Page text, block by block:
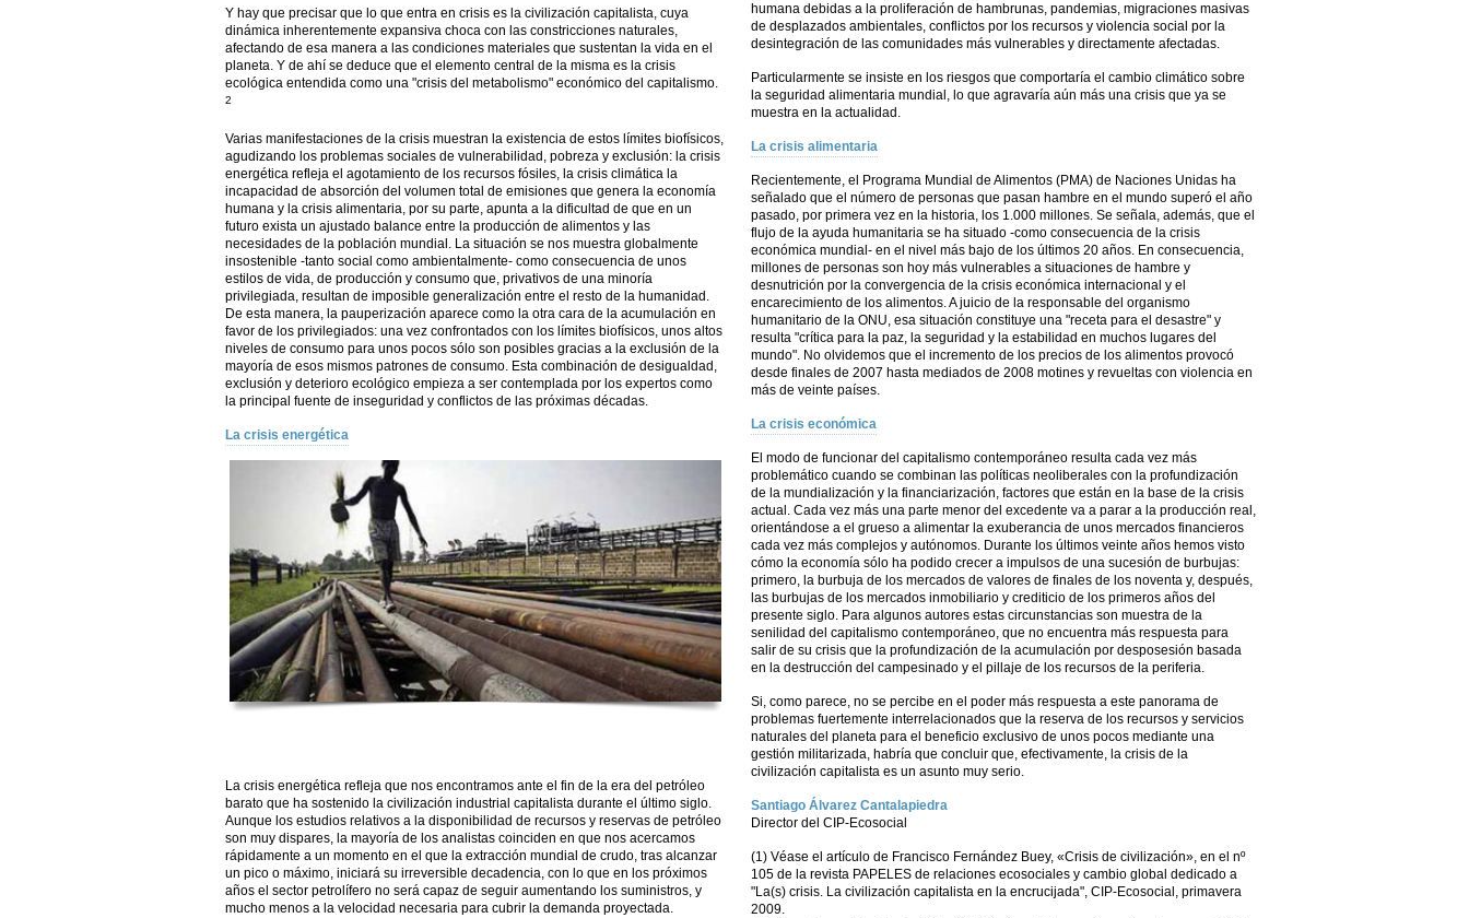
Y hay que precisar que lo que entra en crisis es la civilización capitalista, cuya
dinámica inherentemente expansiva choca con las constricciones naturales,
afectando de esa manera a las condiciones materiales que sustentan la vida en el
planeta. Y de ahí se deduce que el elemento central de la misma es la crisis
ecológica entendida como una "crisis del metabolismo" económico del capitalismo.
2
Varias manifestaciones de la crisis muestran la existencia de estos límites biofísicos,
agudizando los problemas sociales de vulnerabilidad, pobreza y exclusión: la crisis
energética refleja el agotamiento de los recursos fósiles, la crisis climática la
incapacidad de absorción del volumen total de emisiones que genera la economía
humana y la crisis alimentaria, por su parte, apunta a la dificultad de que en un
futuro exista un ajustado balance entre la producción de alimentos y las
necesidades de la población mundial. La situación se nos muestra globalmente
insostenible -tanto social como ambientalmente- como consecuencia de unos
estilos de vida, de producción y consumo que, privativos de una minoría
privilegiada, resultan de imposible generalización entre el resto de la humanidad.
De esta manera, la pauperización aparece como la otra cara de la acumulación en
favor de los privilegiados: una vez confrontados con los límites biofísicos, unos altos
niveles de consumo para unos pocos sólo son posibles gracias a la exclusión de la
mayoría de esos mismos patrones de consumo. Esta combinación de desigualdad,
exclusión y deterioro ecológico empieza a ser contemplada por los expertos como
la principal fuente de inseguridad y conflictos de las próximas décadas.
La crisis energética
La crisis energética refleja que nos encontramos ante el fin de la era del petróleo
barato que ha sostenido la civilización industrial capitalista durante el último siglo.
Aunque los estudios relativos a la disponibilidad de recursos y reservas de petróleo
son muy dispares, la mayoría de los analistas coinciden en que nos acercamos
rápidamente a un momento en el que la extracción mundial de crudo, tras alcanzar
un pico o máximo, iniciará su irreversible decadencia, con lo que en los próximos
años el sector petrolífero no será capaz de seguir aumentando los suministros, y
mucho menos a la velocidad necesaria para cubrir la demanda proyectada.
humana debidas a la proliferación de hambrunas, pandemias, migraciones masivas
de desplazados ambientales, conflictos por los recursos y violencia social por la
desintegración de las comunidades más vulnerables y directamente afectadas.
Particularmente se insiste en los riesgos que comportaría el cambio climático sobre
la seguridad alimentaria mundial, lo que agravaría aún más una crisis que ya se
muestra en la actualidad.
La crisis alimentaria
Recientemente, el Programa Mundial de Alimentos (PMA) de Naciones Unidas ha
señalado que el número de personas que pasan hambre en el mundo superó el año
pasado, por primera vez en la historia, los 1.000 millones. Se señala, además, que el
flujo de la ayuda humanitaria se ha situado -como consecuencia de la crisis
económica mundial- en el nivel más bajo de los últimos 20 años. En consecuencia,
millones de personas son hoy más vulnerables a situaciones de hambre y
desnutrición por la convergencia de la crisis económica internacional y el
encarecimiento de los alimentos. A juicio de la responsable del organismo
humanitario de la ONU, esa situación constituye una "receta para el desastre" y
resulta "crítica para la paz, la seguridad y la estabilidad en muchos lugares del
mundo". No olvidemos que el incremento de los precios de los alimentos provocó
desde finales de 2007 hasta mediados de 2008 motines y revueltas con violencia en
más de veinte países.
La crisis económica
El modo de funcionar del capitalismo contemporáneo resulta cada vez más
problemático cuando se combinan las políticas neoliberales con la profundización
de la mundialización y la financiarización, factores que están en la base de la crisis
actual. Cada vez más una parte menor del excedente va a parar a la producción real,
orientándose a el grueso a alimentar la exuberancia de unos mercados financieros
cada vez más complejos y autónomos. Durante los últimos veinte años hemos visto
cómo la economía sólo ha podido crecer a impulsos de una sucesión de burbujas:
primero, la burbuja de los mercados de valores de finales de los noventa y, después,
las burbujas de los mercados inmobiliario y crediticio de los primeros años del
presente siglo. Para algunos autores estas circunstancias son muestra de la
senilidad del capitalismo contemporáneo, que no encuentra más respuesta para
salir de su crisis que la profundización de la acumulación por desposesión basada
en la destrucción del campesinado y el pillaje de los recursos de la periferia.
Si, como parece, no se percibe en el poder más respuesta a este panorama de
problemas fuertemente interrelacionados que la reserva de los recursos y servicios
naturales del planeta para el beneficio exclusivo de unos pocos mediante una
gestión militarizada, habría que concluir que, efectivamente, la crisis de la
civilización capitalista es un asunto muy serio.
Santiago Álvarez Cantalapiedra
Director del CIP-Ecosocial
(1) Véase el artículo de Francisco Fernández Buey, «Crisis de civilización», en el nº
105 de la revista PAPELES de relaciones ecosociales y cambio global dedicado a
"La(s) crisis. La civilización capitalista en la encrucijada", CIP-Ecosocial, primavera
2009.